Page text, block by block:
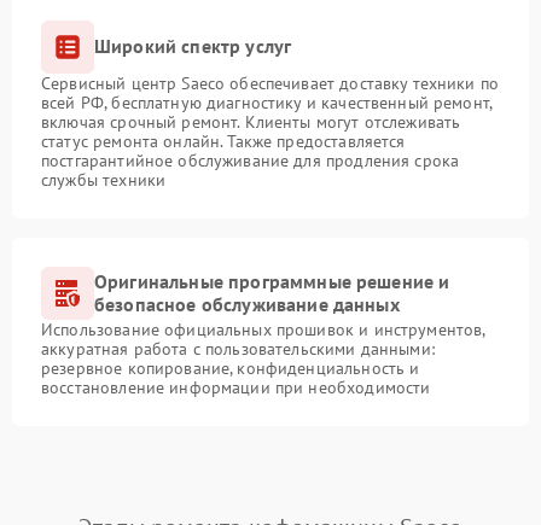
Широкий спектр услуг
Сервисный центр Saeco обеспечивает доставку техники по
всей РФ, бесплатную диагностику и качественный ремонт,
включая срочный ремонт. Клиенты могут отслеживать
статус ремонта онлайн. Также предоставляется
постгарантийное обслуживание для продления срока
службы техники
Оригинальные программные решение и
безопасное обслуживание данных
Использование официальных прошивок и инструментов,
аккуратная работа с пользовательскими данными:
резервное копирование, конфиденциальность и
восстановление информации при необходимости